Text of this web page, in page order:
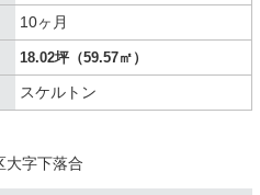
10ヶ月
18.02坪（59.57㎡）
スケルトン
大字下落合